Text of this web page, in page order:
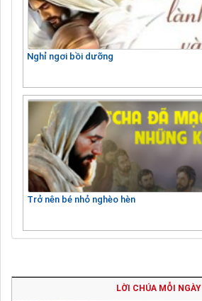
Nghỉ ngơi bồi dưỡng
Trở nên bé nhỏ nghèo hèn
LỜI CHÚA MỖI NGÀY